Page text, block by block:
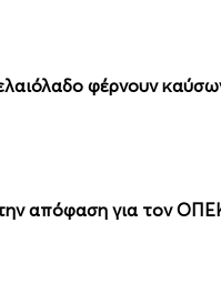
φέρνουν
απόφαση για τον